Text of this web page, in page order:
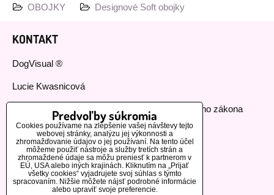
OBOJKY Designové Soft obojky
KONTAKT
DogVisual ®
Lucie Kwasnicová
Fyzická osoba podnikajúca podľa živnostenského zákona
IČ: 73112593
GSM:+420 776 440 464
MOHLO BY VÁS ZAUJÍMAŤ
Predvoľby súkromia
Cookies používame na zlepšenie vašej návštevy tejto
webovej stránky, analýzu jej výkonnosti a
zhromažďovanie údajov o jej používaní. Na tento účel
môžeme použiť nástroje a služby tretích strán a
zhromaždené údaje sa môžu preniesť k partnerom v
EÚ, USA alebo iných krajinách. Kliknutím na „Prijať
všetky cookies“ vyjadrujete svoj súhlas s týmto
spracovaním. Nižšie môžete nájsť podrobné informácie
alebo upraviť svoje preferencie.